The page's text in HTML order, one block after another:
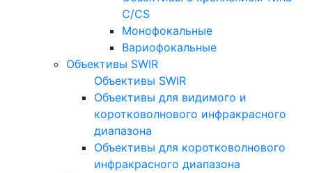
C/CS
Монофокальные
Вариофокальные
Объективы SWIR
Объективы SWIR
Объективы для видимого и
коротковолнового инфракрасного
диапазона
Объективы для коротковолнового
инфракрасного диапазона